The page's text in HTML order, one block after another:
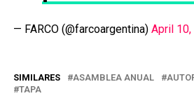
— FARCO (@farcoargentina) April 10,
SIMILARES ASAMBLEA ANUAL
TAPA